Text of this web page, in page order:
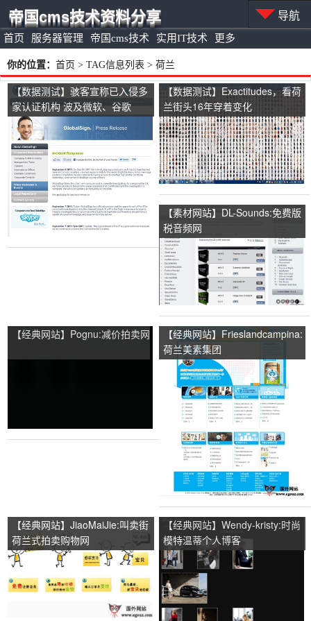
首页 服务器管理 帝国cms技术 实用IT技术 更多
帝国cms技术资料分享 导航
你的位置： 首页 > TAG信息列表 > 荷兰
【数据测试】骇客宣称已入侵多
家认证机构 波及微软、谷歌
【数据测试】Exactitudes，看荷
兰街头16年穿着变化
【素材网站】DL-Sounds:免费版
税音频网
【经典网站】Pognu:减价拍卖网
【经典网站】Frieslandcampina:
荷兰美素集团
【经典网站】JiaoMaiJie:叫卖街
荷兰式拍卖购物网
【经典网站】Wendy-kristy:时尚
模特温蒂个人博客